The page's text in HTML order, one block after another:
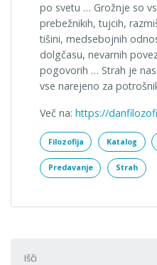
po svetu … Grožnje so
prebežnikih, tujcih,
tišini, medsebojnih
dolgčasu, nevarnih
pogovorih … Strah je
vse narejeno za
Več na: https://
Filozofija Katalog
Predavanje Strah